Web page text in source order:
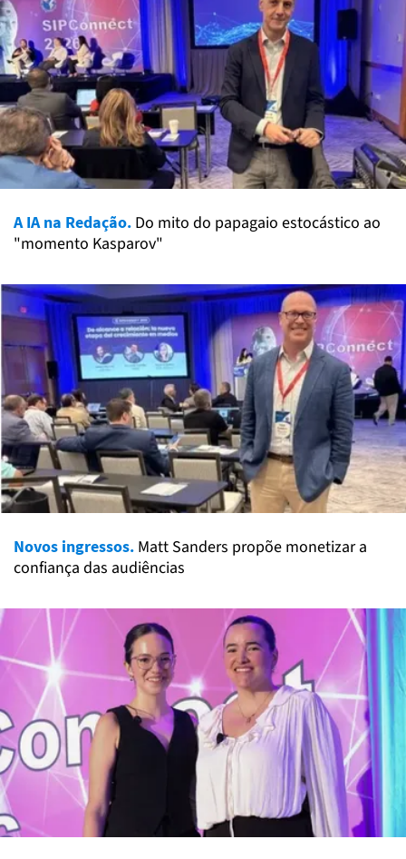
A IA na Redação. Do mito do papagaio estocástico ao
"momento Kasparov"
Novos ingressos. Matt Sanders propõe monetizar a
confiança das audiências